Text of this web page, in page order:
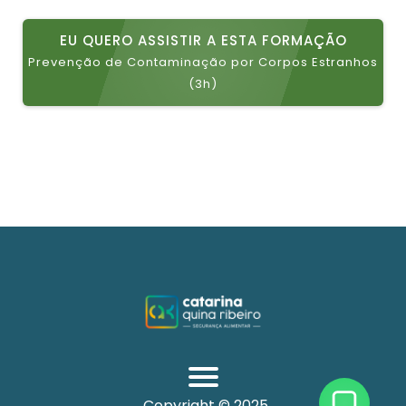
EU QUERO ASSISTIR A ESTA FORMAÇÃO
Prevenção de Contaminação por Corpos Estranhos
(3h)